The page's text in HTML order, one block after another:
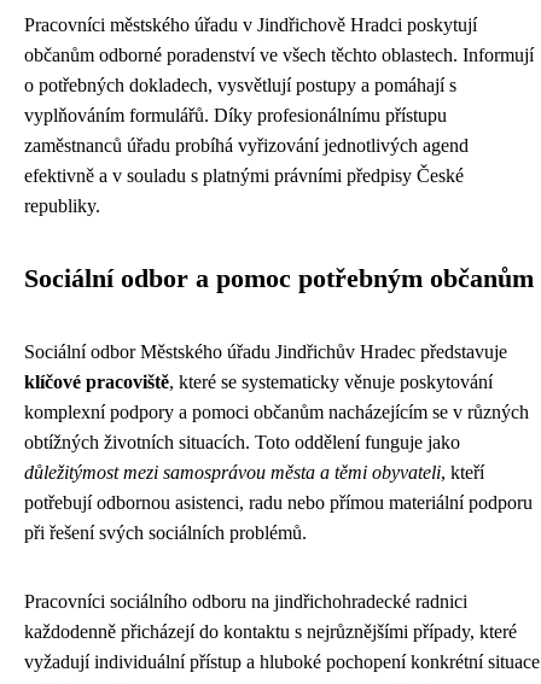
Pracovníci městského úřadu v Jindřichově Hradci poskytují
občanům odborné poradenství ve všech těchto oblastech. Informují
o potřebných dokladech, vysvětlují postupy a pomáhají s
vyplňováním formulářů. Díky profesionálnímu přístupu
zaměstnanců úřadu probíhá vyřizování jednotlivých agend
efektivně a v souladu s platnými právními předpisy České
republiky.
Sociální odbor a pomoc potřebným občanům
Sociální odbor Městského úřadu Jindřichův Hradec představuje
klíčové pracoviště, které se systematicky věnuje poskytování
komplexní podpory a pomoci občanům nacházejícím se v různých
obtížných životních situacích. Toto oddělení funguje jako
důležitýmost mezi samosprávou města a těmi obyvateli, kteří
potřebují odbornou asistenci, radu nebo přímou materiální podporu
při řešení svých sociálních problémů.
Pracovníci sociálního odboru na jindřichohradecké radnici
každodenně přicházejí do kontaktu s nejrůznějšími případy, které
vyžadují individuální přístup a hluboké pochopení konkrétní situace